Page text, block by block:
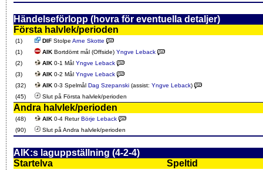
Händelseförlopp (hovra för eventuella detaljer)
Första halvlek/perioden
(1) DIF Stolpe Arne Skotte
(1)
AIK Bortdömt mål (Offside) Yngve Leback
(2)
AIK 0-1 Mål Yngve Leback
(3)
AIK 0-2 Mål Yngve Leback
(32)
AIK 0-3 Spelmål Dag Szepanski (assist: Yngve Leback)
(45)
Slut på Första halvlek/perioden
Andra halvlek/perioden
(48) AIK 0-4 ReturBörje Leback
(90)
Slut på Andra halvlek/perioden
AIK:s laguppställning (4-2-4)
Startelva
Speltid